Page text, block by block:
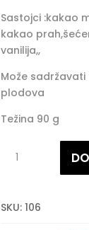
Sastojci :kakao
kakao
vanilija,,
Može
plodova
Težina 90 g
orah
količina
SKU:106